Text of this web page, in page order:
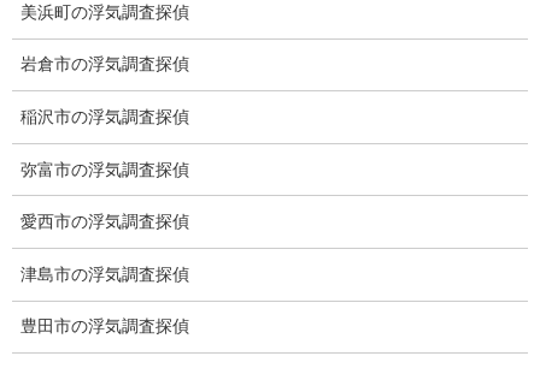
お願いいたします。
美浜町の浮気調査探偵
岩倉市の浮気調査探偵
稲沢市の浮気調査探偵
弥富市の浮気調査探偵
愛西市の浮気調査探偵
津島市の浮気調査探偵
豊田市の浮気調査探偵